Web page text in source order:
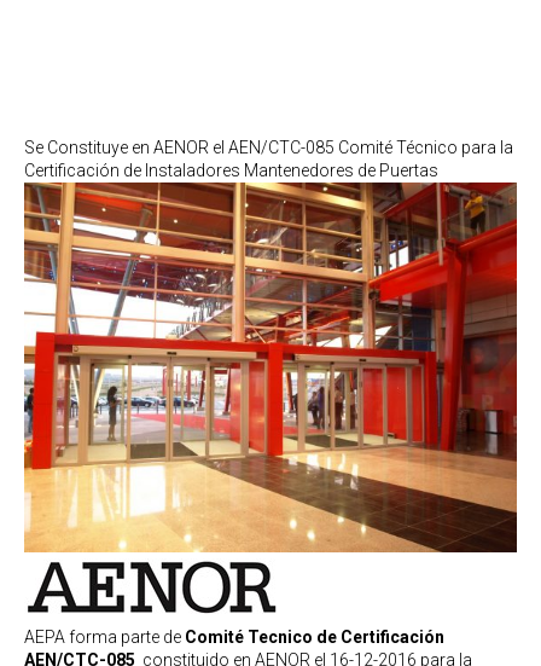
Se Constituye en AENOR el AEN/CTC-085 Comité Técnico para la
Certificación de Instaladores Mantenedores de Puertas
AEPA forma parte de Comité Tecnico de Certificación
AEN/CTC-085 constituido en AENOR el 16-12-2016 para la